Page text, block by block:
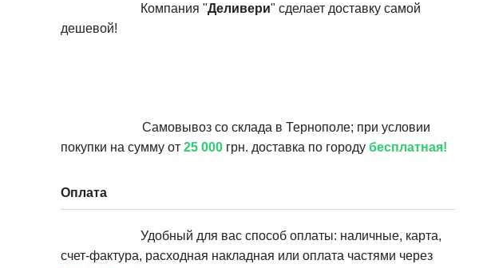
Компания "Деливери" сделает доставку самой
дешевой!
Самовывоз со склада в Тернополе; при условии
покупки на сумму от25 000 грн. доставка по городубесплатная!
Оплата
Удобный для вас способ оплаты: наличные, карта,
счет-фактура, расходная накладная или оплата частями через